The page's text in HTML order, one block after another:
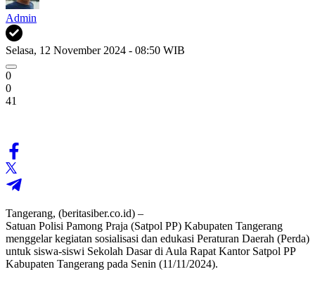
Admin
Selasa, 12 November 2024 - 08:50 WIB
0
0
41
Tangerang, (beritasiber.co.id) –
Satuan Polisi Pamong Praja (Satpol PP) Kabupaten Tangerang
menggelar kegiatan sosialisasi dan edukasi Peraturan Daerah (Perda)
untuk siswa-siswi Sekolah Dasar di Aula Rapat Kantor Satpol PP
Kabupaten Tangerang pada Senin (11/11/2024).